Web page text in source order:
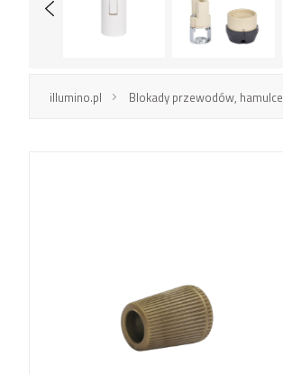
illumino.pl Blokady przewodów, hamulce